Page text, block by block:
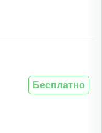
Бесплатно